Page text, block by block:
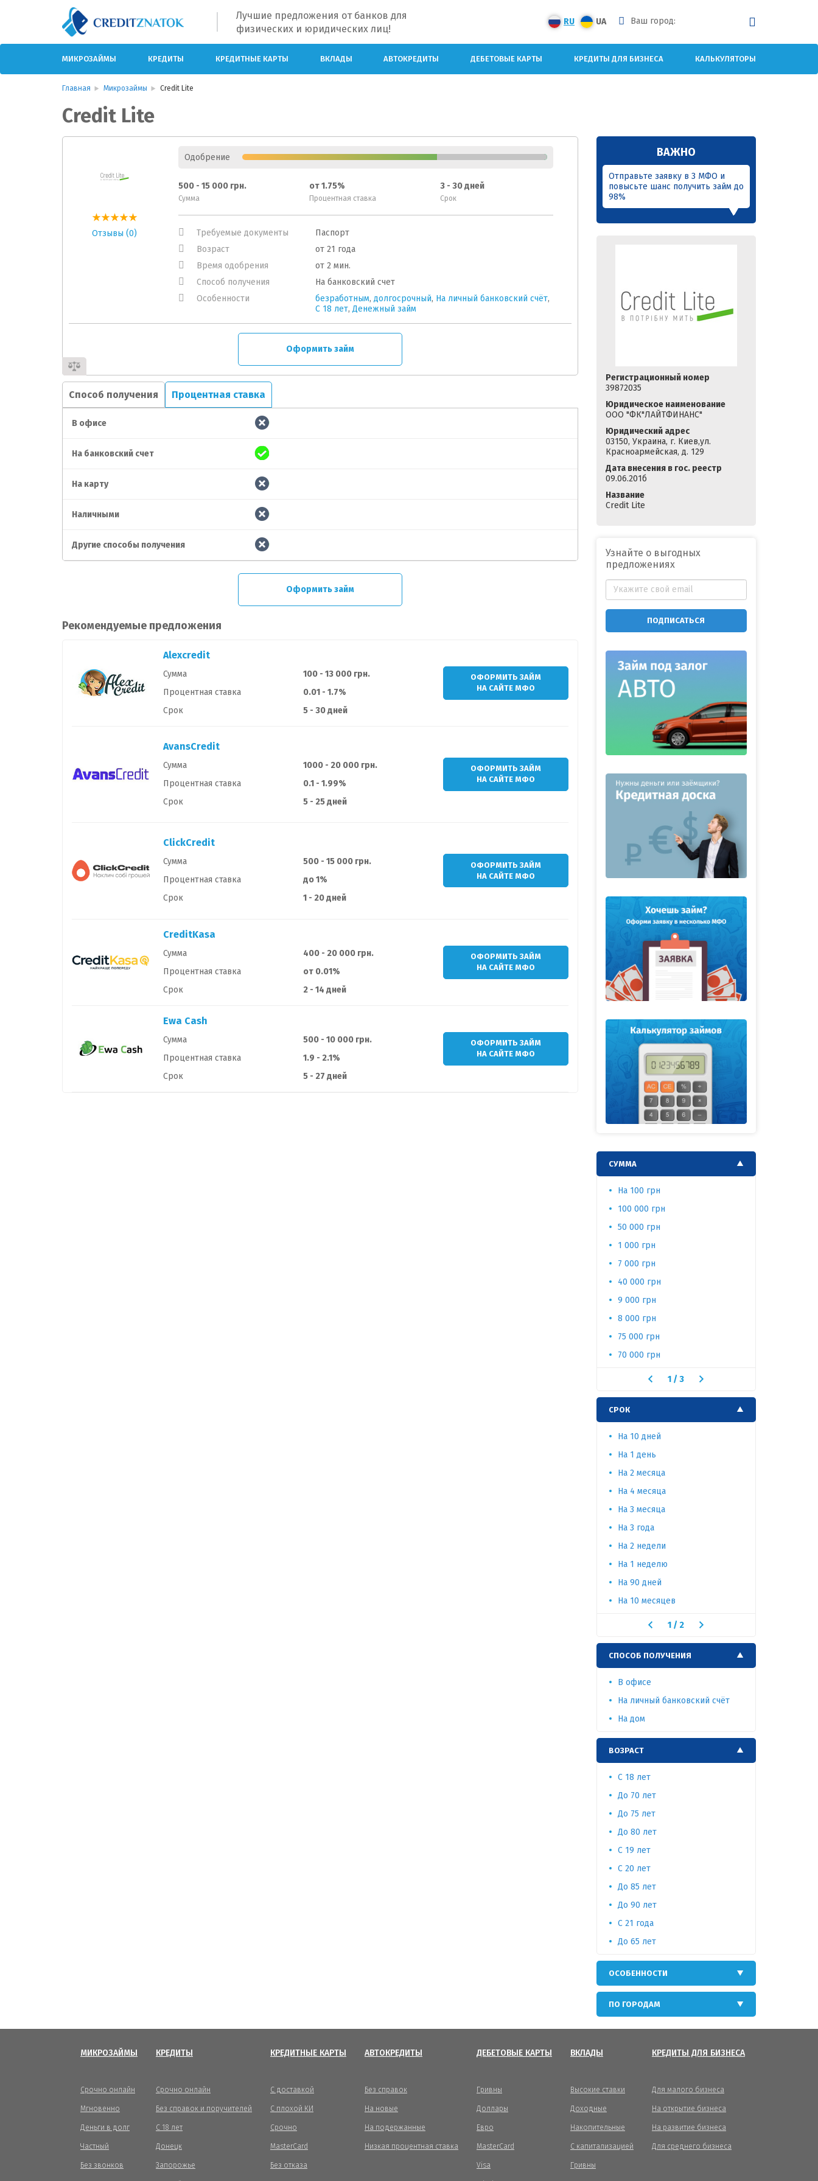
Лучшие предложения от банков для
физических и юридических лиц!
RU UA Ваш город:
МИКРОЗАЙМЫ КРЕДИТЫ КРЕДИТНЫЕ КАРТЫ ВКЛАДЫ АВТОКРЕДИТЫ ДЕБЕТОВЫЕ КАРТЫ КРЕДИТЫ ДЛЯ БИЗНЕСА КАЛЬКУЛЯТОРЫ
Главная Микрозаймы Credit Lite
Credit Lite
Отзывы (0)
Одобрение
500 - 15 000 грн.
Сумма
от 1.75%
Процентная ставка
3 - 30 дней
Срок
Требуемые документы
Паспорт
Возраст
от 21 года
Время одобрения
от 2 мин.
Способ получения
На банковский счет
Особенности
безработным, долгосрочный, На личный банковский счёт,
C 18 лет, Денежный займ
Оформить займ
Способ получения Процентная ставка
В офисе
На банковский счет
На карту
Наличными
Другие способы получения
Оформить займ
Рекомендуемые предложения
Alexcredit
Сумма
100 - 13 000 грн.
Процентная ставка
0.01 - 1.7%
Срок
5 - 30 дней
ОФОРМИТЬ ЗАЙМ
НА САЙТЕ МФО
AvansCredit
Сумма
1000 - 20 000 грн.
Процентная ставка
0.1 - 1.99%
Срок
5 - 25 дней
ОФОРМИТЬ ЗАЙМ
НА САЙТЕ МФО
ClickCredit
Сумма
500 - 15 000 грн.
Процентная ставка
до 1%
Срок
1 - 20 дней
ОФОРМИТЬ ЗАЙМ
НА САЙТЕ МФО
CreditKasa
Сумма
400 - 20 000 грн.
Процентная ставка
от 0.01%
Срок
2 - 14 дней
ОФОРМИТЬ ЗАЙМ
НА САЙТЕ МФО
Ewa Cash
Сумма
500 - 10 000 грн.
Процентная ставка
1.9 - 2.1%
Срок
5 - 27 дней
ОФОРМИТЬ ЗАЙМ
НА САЙТЕ МФО
ВАЖНО
Отправьте заявку в 3 МФО и
повысьте шанс получить займ до
98%
Регистрационный номер
39872035
Юридическое наименование
ООО "ФК"ЛАЙТФИНАНС"
Юридический адрес
03150, Украина, г. Киев,ул.
Красноармейская, д. 129
Дата внесения в гос. реестр
09.06.201б
Название
Credit Lite
Узнайте о выгодных
предложениях
ПОДПИСАТЬСЯ
СУММА
На 100 грн
100 000 грн
50 000 грн
1 000 грн
7 000 грн
40 000 грн
9 000 грн
8 000 грн
75 000 грн
70 000 грн
1 /3
СРОК
На 10 дней
На 1 день
На 2 месяца
На 4 месяца
На 3 месяца
На 3 года
На 2 недели
На 1 неделю
На 90 дней
На 10 месяцев
1 / 2
СПОСОБ ПОЛУЧЕНИЯ
В офисе
На личный банковский счёт
На дом
ВОЗРАСТ
C 18 лет
До 70 лет
До 75 лет
До 80 лет
С 19 лет
С 20 лет
До 85 лет
До 90 лет
С 21 года
До 65 лет
ОСОБЕННОСТИ
ПО ГОРОДАМ
МИКРОЗАЙМЫ
Срочно онлайн
Мгновенно
Деньги в долг
Частный
Без звонков
КРЕДИТЫ
Срочно онлайн
Без справок и поручителей
С 18 лет
Донецк
Запорожье
КРЕДИТНЫЕ КАРТЫ
С доставкой
С плохой КИ
Срочно
MasterCard
Без отказа
АВТОКРЕДИТЫ
Без справок
На новые
На подержанные
Низкая процентная ставка
ДЕБЕТОВЫЕ КАРТЫ
Гривны
Доллары
Евро
MasterCard
Visa
ВКЛАДЫ
Высокие ставки
Доходные
Накопительные
С капитализацией
Гривны
КРЕДИТЫ ДЛЯ БИЗНЕСА
Для малого бизнеса
На открытие бизнеса
На развитие бизнеса
Для среднего бизнеса